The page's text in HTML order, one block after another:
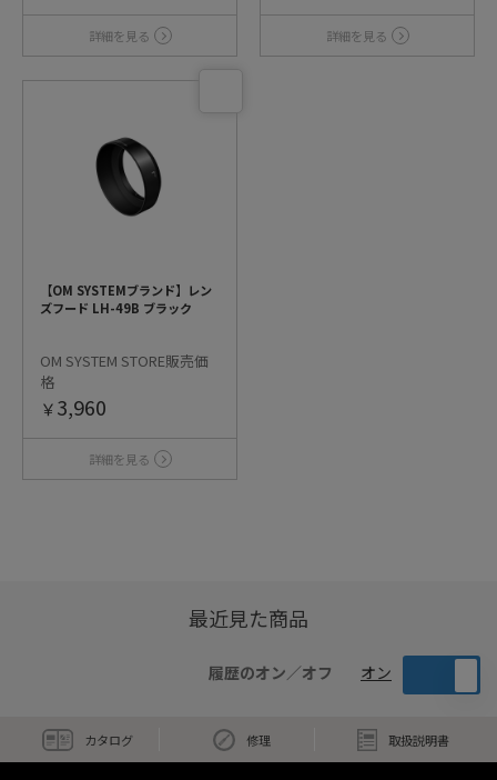
詳細を見る 詳細を見る
【OM SYSTEMブランド】レン
ズフード LH-49B ブラック
OM SYSTEM STORE販売価
格
￥3,960
詳細を見る
最近見た商品
履歴のオン／オフ オン
カタログ 修理 取扱説明書